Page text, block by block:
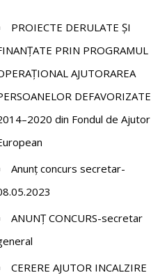
PROIECTE DERULATE ȘI
PRIN PROGRAMUL
AJUTORAREA
DEFAVORIZATE
din Fondul de Ajutor
Anunț concurs secretar-
ANUNȚ CONCURS-secretar
CERERE AJUTOR INCALZIRE